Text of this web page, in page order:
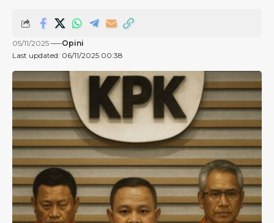
Last updated: 06/11/2025 00:38
05/11/2025 Opini